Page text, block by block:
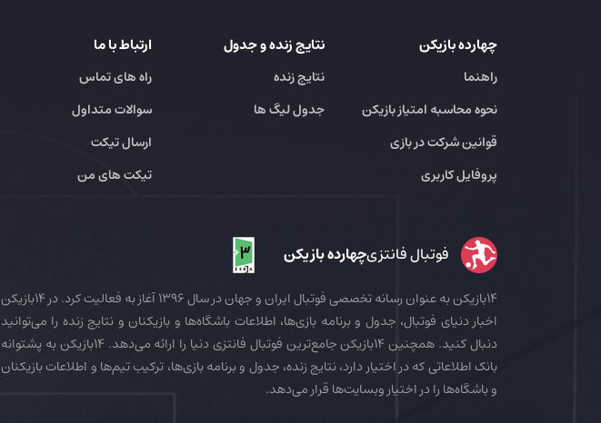
چهارده بازیکن
راهنما
نحوه محاسبه امتیاز بازیکن
قوانین شرکت در بازی
پروفایل کاربری
نتایج زنده و جدول
نتایج زنده
جدول لیگ ها
ارتباط با ما
راه های تماس
سوالات متداول
ارسال تیکت
تیکت های من
فوتبال فانتزیچهارده بازیکن
14بازیکن به عنوان رسانه تخصصی فوتبال ایران و جهان در سال 1396 آغاز به فعالیت کرد. در 14بازیکن
اخبار دنیای فوتبال، جدول و برنامه بازی‌ها، اطلاعات باشگاه‌ها و بازیکنان و نتایج زنده را می‌توانید
دنبال کنید. همچنین 14بازیکن جامع‌ترین فوتبال فانتزی دنیا را ارائه می‌دهد. 14بازیکن به پشتوانه
بانک اطلاعاتی که در اختیار دارد، نتایج زنده، جدول و برنامه بازی‌ها، ترکیب تیم‌ها و اطلاعات بازیکنان
و باشگاه‌ها را در اختیار وبسایت‌ها قرار می‌دهد.